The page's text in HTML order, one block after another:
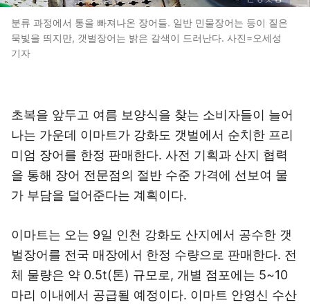
분류 과정에서 통을 빠져나온 장어들. 일반 민물장어는 등이 짙은
묵빛을 띄지만, 갯벌장어는 밝은 갈색이 드러난다. 사진=오세성
기자
초복을 앞두고 여름 보양식을 찾는 소비자들이 늘어
나는 가운데 이마트가 강화도 갯벌에서 순치한 프리
미엄 장어를 한정 판매한다. 사전 기획과 산지 협력
을 통해 장어 전문점의 절반 수준 가격에 선보여 물
가 부담을 덜어준다는 계획이다.
이마트는 오는 9일 인천 강화도 산지에서 공수한 갯
벌장어를 전국 매장에서 한정 수량으로 판매한다. 전
체 물량은 약 0.5t(톤) 규모로, 개별 점포에는 5~10
마리 이내에서 공급될 예정이다. 이마트 안영신 수산